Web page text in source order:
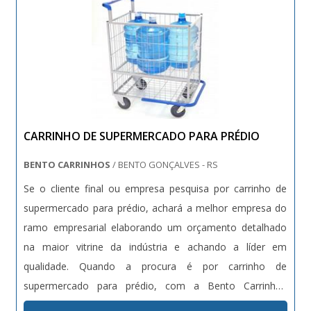
CARRINHO DE SUPERMERCADO PARA PRÉDIO
BENTO CARRINHOS / BENTO GONÇALVES - RS
Se o cliente final ou empresa pesquisa por carrinho de
supermercado para prédio, achará a melhor empresa do
ramo empresarial elaborando um orçamento detalhado
na maior vitrine da indústria e achando a líder em
qualidade. Quando a procura é por carrinho de
supermercado para prédio, com a Bento Carrinhos
conseguirá assertividade com comprometimento com os